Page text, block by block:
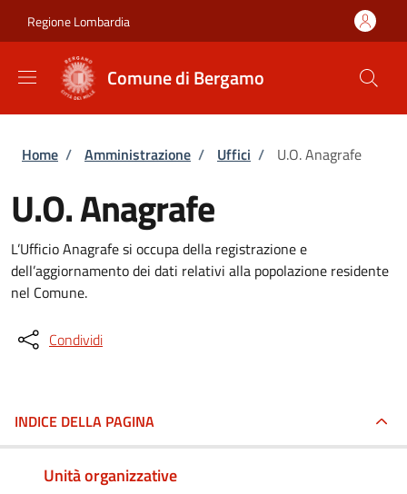
Regione Lombardia
Comune di Bergamo
Briciole di pane
Home / Amministrazione / Uffici / U.O. Anagrafe
U.O. Anagrafe
L’Ufficio Anagrafe si occupa della registrazione e
dell’aggiornamento dei dati relativi alla popolazione residente
nel Comune.
Condividi
INDICE DELLA PAGINA
Unità organizzative